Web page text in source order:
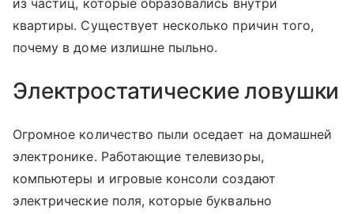
из частиц, которые образовались внутри
квартиры. Существует несколько причин того,
почему в доме излишне пыльно.
Электростатические ловушки
Огромное количество пыли оседает на домашней
электронике. Работающие телевизоры,
компьютеры и игровые консоли создают
электрические поля, которые буквально